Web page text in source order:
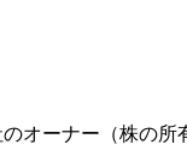
オーナー（株の